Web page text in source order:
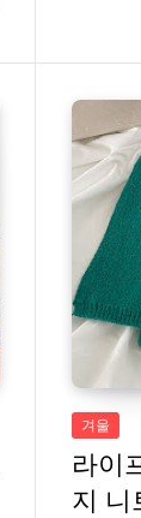
겨울
라이
지 니